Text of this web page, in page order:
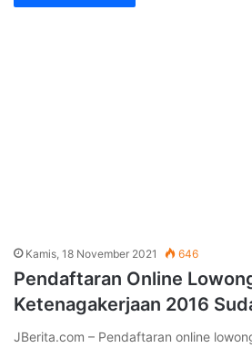
Kamis, 18 November 2021 646
Pendaftaran Online
Ketenagakerjaan 2016
JBerita.com – Pendaftaran online